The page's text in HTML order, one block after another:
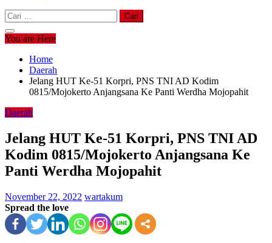
Cari
untuk:
You are Here
Home
Daerah
Jelang HUT Ke-51 Korpri, PNS TNI AD Kodim
0815/Mojokerto Anjangsana Ke Panti Werdha Mojopahit
Daerah
Jelang HUT Ke-51 Korpri, PNS TNI AD
Kodim 0815/Mojokerto Anjangsana Ke
Panti Werdha Mojopahit
November 22, 2022 wartakum
Spread the love